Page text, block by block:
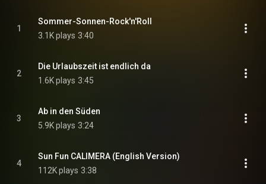
1
Sommer-Sonnen-Rock'n'Roll
3.1K plays 3:40
2
Die Urlaubszeit ist endlich da
1.6K plays 3:45
3
Ab in den Süden
5.9K plays 3:24
4
Sun Fun CALIMERA (English Version)
112K plays 3:38